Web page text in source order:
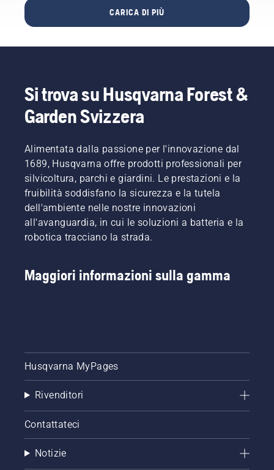
una
motosega,
alcune
intende
Le
aiuteranno
a
scegliere
le
dimensioni
e il tipo
motosega
ideali per
I fattori
nella
della
sono
diversi.
illustreranno
frequente
Google)
In
alcuni
suggerimenti
su come
preparare
la sega
CARICA DI PIÙ
Si trova su Husqvarna Forest &
Garden Svizzera
Alimentata dalla passione per l'innovazione dal
1689, Husqvarna offre prodotti professionali per
silvicoltura, parchi e giardini. Le prestazioni e la
fruibilità soddisfano la sicurezza e la tutela
dell'ambiente nelle nostre innovazioni
all'avanguardia, in cui le soluzioni a batteria e la
robotica tracciano la strada.
Maggiori informazioni sulla gamma
Husqvarna MyPages
Rivenditori
Contattateci
Notizie